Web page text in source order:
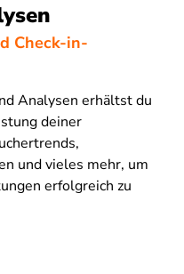
Check-in-
Analysen erhältst du
deiner
und vieles mehr, um
erfolgreich zu